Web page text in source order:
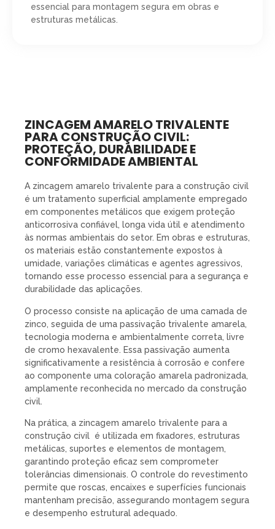
essencial para montagem segura em obras e
estruturas metálicas.
ZINCAGEM AMARELO TRIVALENTE
PARA CONSTRUÇÃO CIVIL:
PROTEÇÃO, DURABILIDADE E
CONFORMIDADE AMBIENTAL
A zincagem amarelo trivalente para a construção civil
é um tratamento superficial amplamente empregado
em componentes metálicos que exigem proteção
anticorrosiva confiável, longa vida útil e atendimento
às normas ambientais do setor. Em obras e estruturas,
os materiais estão constantemente expostos à
umidade, variações climáticas e agentes agressivos,
tornando esse processo essencial para a segurança e
durabilidade das aplicações.
O processo consiste na aplicação de uma camada de
zinco, seguida de uma passivação trivalente amarela,
tecnologia moderna e ambientalmente correta, livre
de cromo hexavalente. Essa passivação aumenta
significativamente a resistência à corrosão e confere
ao componente uma coloração amarela padronizada,
amplamente reconhecida no mercado da construção
civil.
Na prática, a zincagem amarelo trivalente para a
construção civil é utilizada em fixadores, estruturas
metálicas, suportes e elementos de montagem,
garantindo proteção eficaz sem comprometer
tolerâncias dimensionais. O controle do revestimento
permite que roscas, encaixes e superfícies funcionais
mantenham precisão, assegurando montagem segura
e desempenho estrutural adequado.